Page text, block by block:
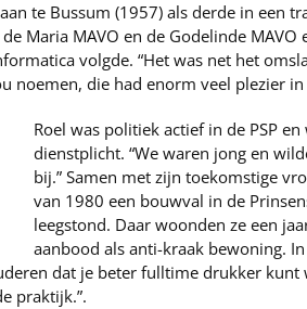
te Bussum (1957) als derde in een
Maria MAVO en de Godelinde
volgde. “Het was net het
noemen, die had enorm veel plezier
Roel was politiek actief in de PSP
dienstplicht. “We waren jong en
bij.” Samen met zijn toekomstige
van 1980 een bouwval in de
leegstond. Daar woonden ze een
aanbood als anti-kraak bewoning.
dat je beter fulltime drukker
praktijk.”.